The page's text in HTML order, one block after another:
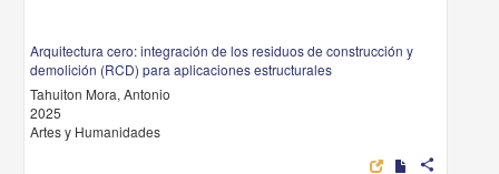
Arquitectura cero: integración de los residuos de construcción y
demolición (RCD) para aplicaciones estructurales
Tahuiton Mora, Antonio
2025
Artes y Humanidades
share